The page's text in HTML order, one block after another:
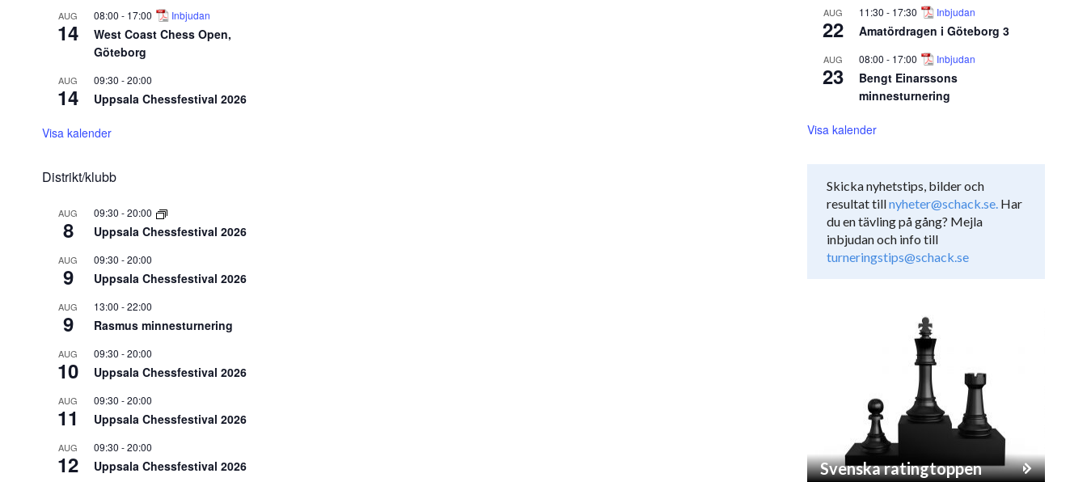
AUG
14
08:00 - 17:00 Inbjudan
West Coast Chess Open,
Göteborg
AUG
14
09:30 -20:00
Uppsala Chessfestival 2026
Visa kalender
Distrikt/klubb
AUG
8
09:30 -20:00
Uppsala Chessfestival 2026
AUG
9
09:30 -20:00
Uppsala Chessfestival 2026
AUG
9
13:00 -22:00
Rasmus minnesturnering
AUG
10
09:30 -20:00
Uppsala Chessfestival 2026
AUG
11
09:30 -20:00
Uppsala Chessfestival 2026
AUG
12
09:30 -20:00
Uppsala Chessfestival 2026
AUG
22
11:30 - 17:30 Inbjudan
Amatördragen i Göteborg 3
AUG
23
08:00 - 17:00 Inbjudan
Bengt Einarssons
minnesturnering
Visa kalender
Skicka nyhetstips, bilder och
resultat tillnyheter@schack.se. Har
du en tävling på gång? Mejla
inbjudan och info till
turneringstips@schack.se
Svenska ratingtoppen